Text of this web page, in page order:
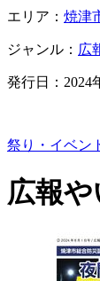
エリア： 焼津
ジャンル： 広
発行日： 2024
祭り・イベン
広報や